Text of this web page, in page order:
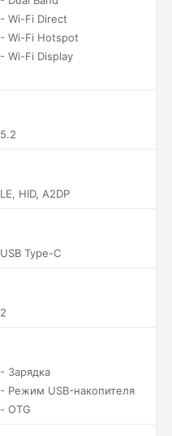
- Wi-Fi Direct
- Wi-Fi Hotspot
- Wi-Fi Display
5.2
LE, HID, A2DP
USB Type-C
2
- Зарядка
- Режим USB-накопителя
- OTG